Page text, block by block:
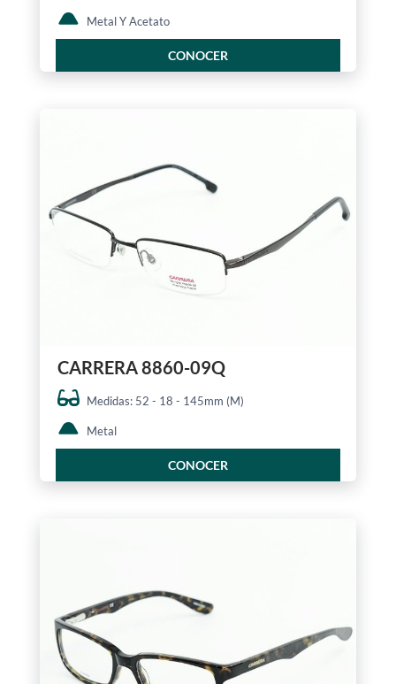
Metal Y Acetato
CONOCER
CARRERA 8860-09Q
Medidas: 52 - 18 - 145mm (M)
Metal
CONOCER